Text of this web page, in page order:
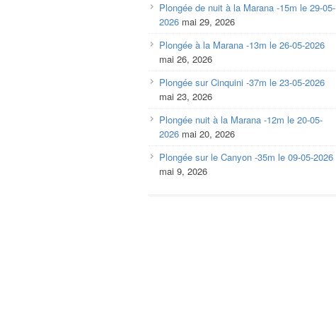
Plongée de nuit à la Marana -15m le 29-05-
2026 mai 29, 2026
Plongée à la Marana -13m le 26-05-2026
mai 26, 2026
Plongée sur Cinquini -37m le 23-05-2026
mai 23, 2026
Plongée nuit à la Marana -12m le 20-05-
2026 mai 20, 2026
Plongée sur le Canyon -35m le 09-05-2026
mai 9, 2026